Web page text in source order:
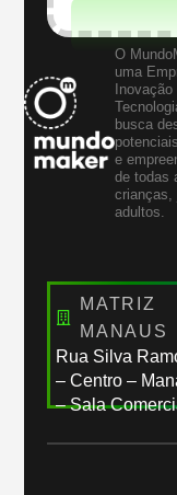
O
uma
Inovação
busca
e
de todas
crianças,
adultos.
MATRIZ
MANAUS
Rua Silva
– Centro –
– Sala